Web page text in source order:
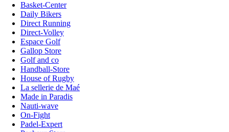
Basket-Center
Daily Bikers
Direct Running
Direct-Volley
Espace Golf
Gallop Store
Golf and co
Handball-Store
House of Rugby
La sellerie de Maé
Made in Paradis
Nauti-wave
On-Fight
Padel-Expert